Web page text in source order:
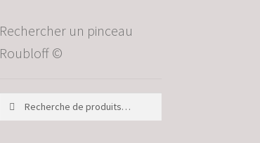
Rechercher un pinceau
Roubloff ©